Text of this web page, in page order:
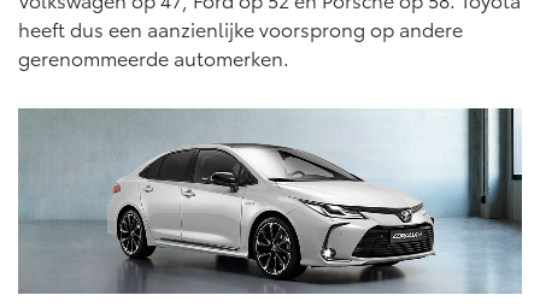
heeft dus een aanzienlijke voorsprong op andere
gerenommeerde automerken.